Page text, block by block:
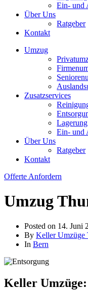
Ein- und
Über Uns
Ratgeber
Kontakt
Umzug
Zusatzservices
Lagerung
Ein- und
Über Uns
Ratgeber
Kontakt
Offerte Anfordern
Umzug
Posted on 14. Juni
By Keller Umzüge
In Bern
Keller